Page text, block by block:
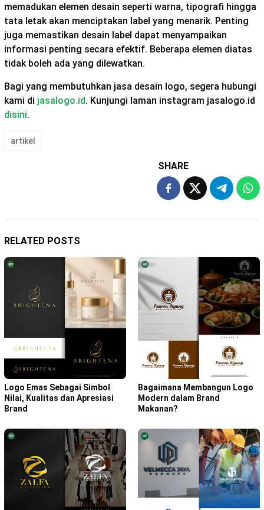
memadukan elemen desain seperti warna, tipografi hingga
tata letak akan menciptakan label yang menarik. Penting
juga memastikan desain label dapat menyampaikan
informasi penting secara efektif. Beberapa elemen diatas
tidak boleh ada yang dilewatkan.
Bagi yang membutuhkan jasa desain logo, segera hubungi
kami di jasalogo.id. Kunjungi laman instagram jasalogo.id
disini.
artikel
SHARE
RELATED POSTS
Logo Emas Sebagai Simbol
Nilai, Kualitas dan Apresiasi
Brand
Bagaimana Membangun Logo
Modern dalam Brand
Makanan?